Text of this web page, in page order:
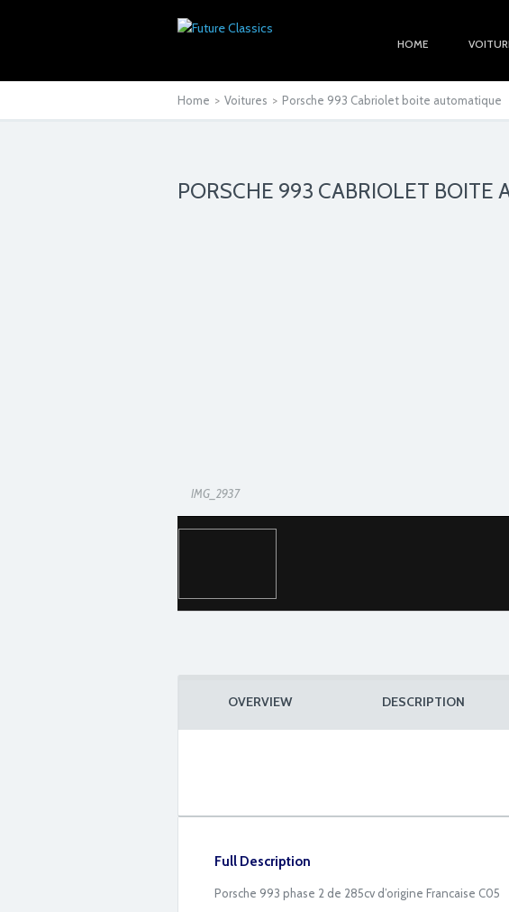
HOME
Home > Voitures > Porsche 993 Cabriolet boite automatique
PORSCHE 993 CABRIOLET BOITE
IMG_2937
OVERVIEW DESCRIPTION
Full Description
Porsche 993 phase 2 de 285cv d’origine Francaise C05